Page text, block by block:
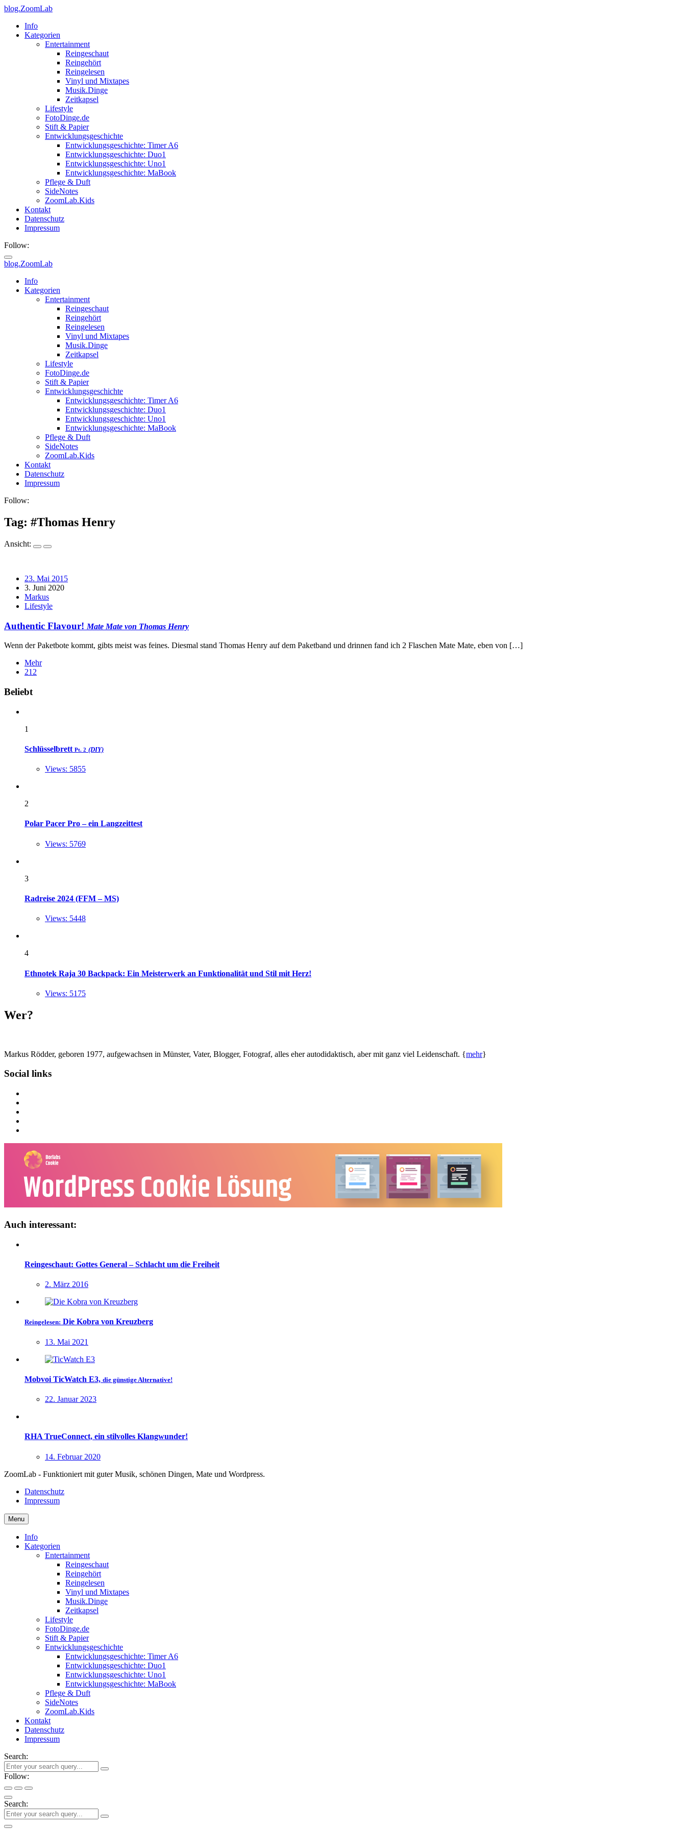
blog.ZoomLab
Info
Kategorien
Entertainment
Reingeschaut
Reingehört
Reingelesen
Vinyl und Mixtapes
Musik.Dinge
Zeitkapsel
Lifestyle
FotoDinge.de
Stift & Papier
Entwicklungsgeschichte
Entwicklungsgeschichte: Timer A6
Entwicklungsgeschichte: Duo1
Entwicklungsgeschichte: Uno1
Entwicklungsgeschichte: MaBook
Pflege & Duft
SideNotes
ZoomLab.Kids
Kontakt
Datenschutz
Impressum
Follow:
blog.ZoomLab
ZoomLab
Info
Kategorien
Entertainment
Reingeschaut
Reingehört
Reingelesen
Vinyl und Mixtapes
Musik.Dinge
Zeitkapsel
Lifestyle
FotoDinge.de
Stift & Papier
Entwicklungsgeschichte
Entwicklungsgeschichte: Timer A6
Entwicklungsgeschichte: Duo1
Entwicklungsgeschichte: Uno1
Entwicklungsgeschichte: MaBook
Pflege & Duft
SideNotes
ZoomLab.Kids
Kontakt
Datenschutz
Impressum
Follow:
Tag: #Thomas Henry
Ansicht:
23. Mai 2015
3. Juni 2020
Markus
Lifestyle
Authentic Flavour! Mate Mate von Thomas Henry
Wenn der Paketbote kommt, gibts meist was feines. Diesmal stand Thomas Henry auf dem Paketband und drinnen fand ich 2 Flaschen Mate Mate, eben von […]
Mehr
212
Widgets
Beliebt
1
Schlüsselbrett Pt. 2 (DIY)
Views: 5855
2
Polar Pacer Pro – ein Langzeittest
Views: 5769
3
Radreise 2024 (FFM – MS)
Views: 5448
4
Ethnotek Raja 30 Backpack: Ein Meisterwerk an Funktionalität und Stil mit Herz!
Views: 5175
Wer?
Markus Rödder, geboren 1977, aufgewachsen in Münster, Vater, Blogger, Fotograf, alles eher autodidaktisch, aber mit ganz viel Leidenschaft. {mehr}
Social links
Auch interessant:
Reingeschaut: Gottes General – Schlacht um die Freiheit
2. März 2016
Reingelesen: Die Kobra von Kreuzberg
13. Mai 2021
Mobvoi TicWatch E3, die günstige Alternative!
22. Januar 2023
RHA TrueConnect, ein stilvolles Klangwunder!
14. Februar 2020
ZoomLab - Funktioniert mit guter Musik, schönen Dingen, Mate und Wordpress.
Datenschutz
Impressum
Menu
Info
Kategorien
Entertainment
Reingeschaut
Reingehört
Reingelesen
Vinyl und Mixtapes
Musik.Dinge
Zeitkapsel
Lifestyle
FotoDinge.de
Stift & Papier
Entwicklungsgeschichte
Entwicklungsgeschichte: Timer A6
Entwicklungsgeschichte: Duo1
Entwicklungsgeschichte: Uno1
Entwicklungsgeschichte: MaBook
Pflege & Duft
SideNotes
ZoomLab.Kids
Kontakt
Datenschutz
Impressum
Search:
Follow:
Search: